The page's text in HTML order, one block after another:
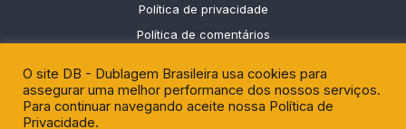
Política de privacidade
Política de comentários
DU - News
O site DB - Dublagem Brasileira usa cookies para
assegurar uma melhor performance dos nossos serviços.
Para continuar navegando aceite nossa Política de
Privacidade.